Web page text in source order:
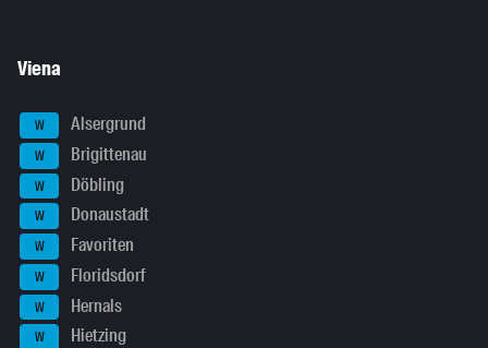
Viena
W Alsergrund
W Brigittenau
W Döbling
W Donaustadt
W Favoriten
W Floridsdorf
W Hernals
W Hietzing